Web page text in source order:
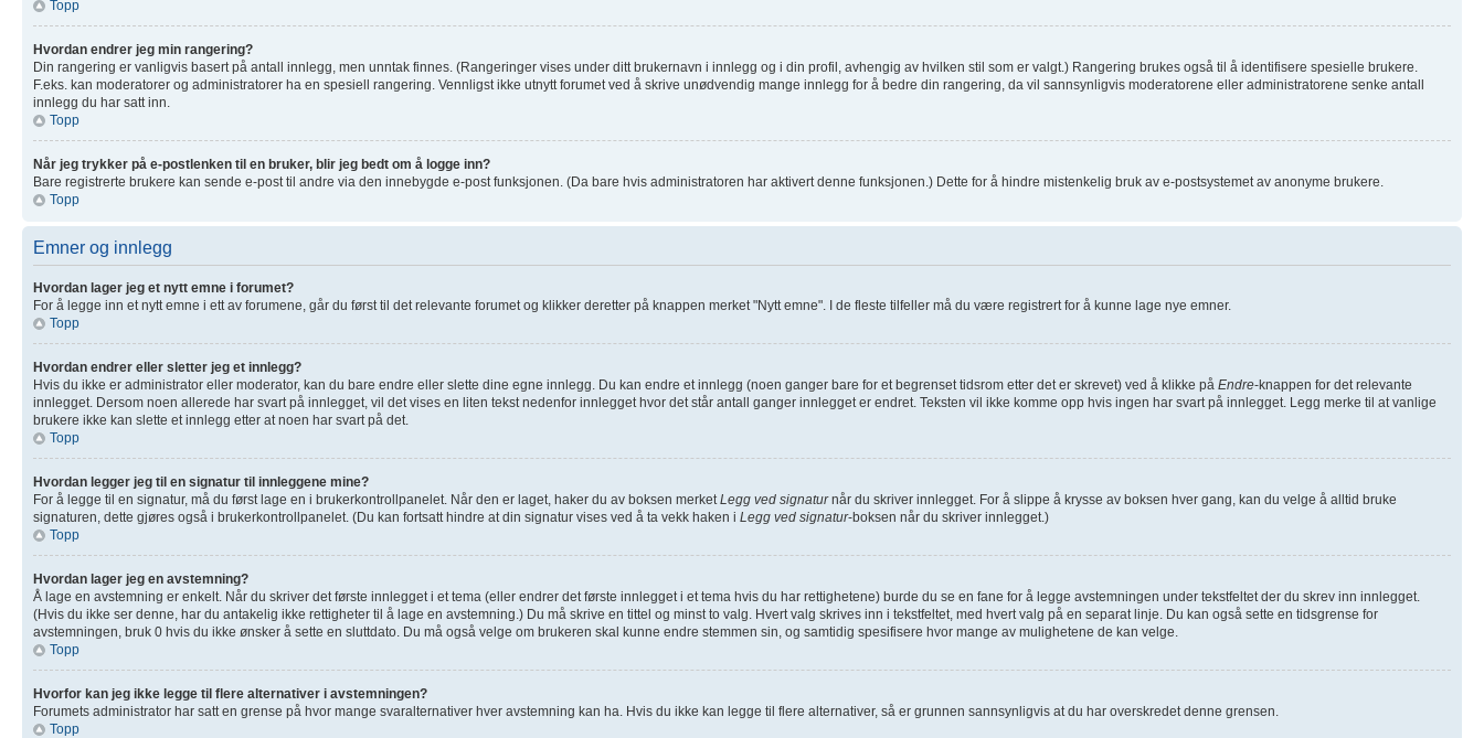
Topp
Hvordan endrer jeg min rangering?
Din rangering er vanligvis basert på antall innlegg, men unntak finnes. (Rangeringer vises under ditt brukernavn i innlegg og i din profil, avhengig av hvilken stil som er valgt.) Rangering brukes også til å identifisere spesielle brukere.
F.eks. kan moderatorer og administratorer ha en spesiell rangering. Vennligst ikke utnytt forumet ved å skrive unødvendig mange innlegg for å bedre din rangering, da vil sannsynligvis moderatorene eller administratorene senke antall
innlegg du har satt inn.
Topp
Når jeg trykker på e-postlenken til en bruker, blir jeg bedt om å logge inn?
Bare registrerte brukere kan sende e-post til andre via den innebygde e-post funksjonen. (Da bare hvis administratoren har aktivert denne funksjonen.) Dette for å hindre mistenkelig bruk av e-postsystemet av anonyme brukere.
Topp
Emner og innlegg
Hvordan lager jeg et nytt emne i forumet?
For å legge inn et nytt emne i ett av forumene, går du først til det relevante forumet og klikker deretter på knappen merket "Nytt emne". I de fleste tilfeller må du være registrert for å kunne lage nye emner.
Topp
Hvordan endrer eller sletter jeg et innlegg?
Hvis du ikke er administrator eller moderator, kan du bare endre eller slette dine egne innlegg. Du kan endre et innlegg (noen ganger bare for et begrenset tidsrom etter det er skrevet) ved å klikke på Endre-knappen for det relevante
innlegget. Dersom noen allerede har svart på innlegget, vil det vises en liten tekst nedenfor innlegget hvor det står antall ganger innlegget er endret. Teksten vil ikke komme opp hvis ingen har svart på innlegget. Legg merke til at vanlige
brukere ikke kan slette et innlegg etter at noen har svart på det.
Topp
Hvordan legger jeg til en signatur til innleggene mine?
For å legge til en signatur, må du først lage en i brukerkontrollpanelet. Når den er laget, haker du av boksen merket Legg ved signaturnår du skriver innlegget. For å slippe å krysse av boksen hver gang, kan du velge å alltid bruke
signaturen, dette gjøres også i brukerkontrollpanelet. (Du kan fortsatt hindre at din signatur vises ved å ta vekk haken i Legg ved signatur-boksen når du skriver innlegget.)
Topp
Hvordan lager jeg en avstemning?
Å lage en avstemning er enkelt. Når du skriver det første innlegget i et tema (eller endrer det første innlegget i et tema hvis du har rettighetene) burde du se en fane for å legge avstemningen under tekstfeltet der du skrev inn innlegget.
(Hvis du ikke ser denne, har du antakelig ikke rettigheter til å lage en avstemning.) Du må skrive en tittel og minst to valg. Hvert valg skrives inn i tekstfeltet, med hvert valg på en separat linje. Du kan også sette en tidsgrense for
avstemningen, bruk 0 hvis du ikke ønsker å sette en sluttdato. Du må også velge om brukeren skal kunne endre stemmen sin, og samtidig spesifisere hvor mange av mulighetene de kan velge.
Topp
Hvorfor kan jeg ikke legge til flere alternativer i avstemningen?
Forumets administrator har satt en grense på hvor mange svaralternativer hver avstemning kan ha. Hvis du ikke kan legge til flere alternativer, så er grunnen sannsynligvis at du har overskredet denne grensen.
Topp